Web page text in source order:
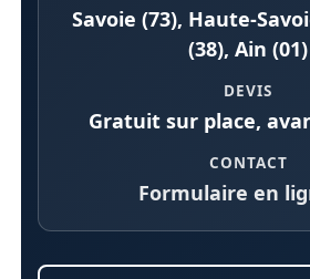
Savoie (73), Haute-
(38), Ain (01)
DEVIS
Gratuit sur place,
CONTACT
Formulaire en